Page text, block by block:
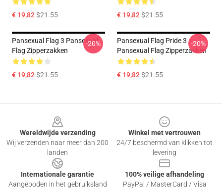
€ 19,82$21.55 € 19,82$21.55
Pansexual Flag 3 Pansexual
Flag Zipperzakken
€ 19,82$21.55
-20%
Pansexual Flag Pride 3
Pansexual Flag Zipperzakken
€ 19,82$21.55
-20%
Wereldwijde verzending
Wij verzenden naar meer dan 200
landen
Winkel met vertrouwen
24/7 beschermd van klikken tot
levering
Internationale garantie
Aangeboden in het gebruiksland
100% veilige afhandeling
PayPal / MasterCard / Visa